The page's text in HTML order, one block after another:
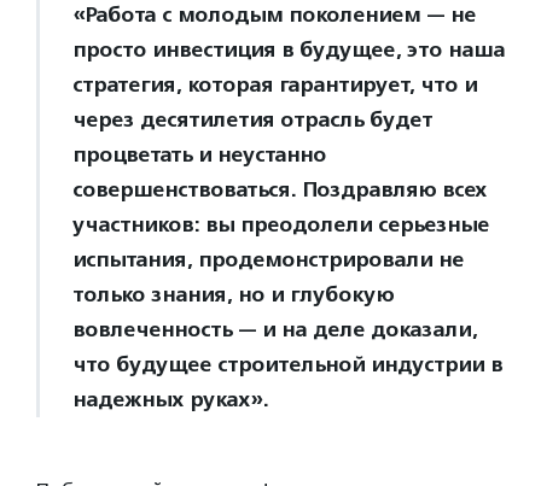
«Работа с молодым поколением — не
просто инвестиция в будущее, это наша
стратегия, которая гарантирует, что и
через десятилетия отрасль будет
процветать и неустанно
совершенствоваться. Поздравляю всех
участников: вы преодолели серьезные
испытания, продемонстрировали не
только знания, но и глубокую
вовлеченность — и на деле доказали,
что будущее строительной индустрии в
надежных руках».